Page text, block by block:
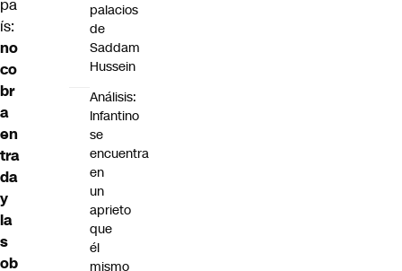
pa
ís:
no
co
br
a
en
tra
da
y
la
s
ob
palacios
de
Saddam
Hussein
Análisis:
Infantino
se
encuentra
en
un
aprieto
que
él
mismo